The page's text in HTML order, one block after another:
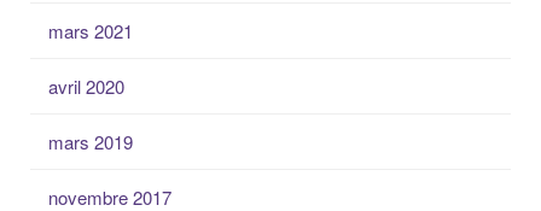
mars 2021
avril 2020
mars 2019
novembre 2017